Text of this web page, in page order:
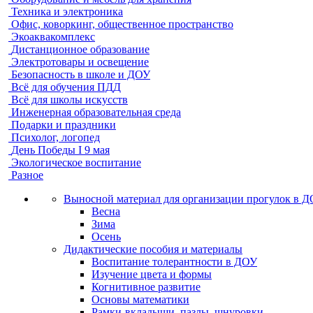
Техника и электроника
Офис, коворкинг, общественное пространство
Экоаквакомплекс
Дистанционное образование
Электротовары и освещение
Безопасность в школе и ДОУ
Всё для обучения ПДД
Всё для школы искусств
Инженерная образовательная среда
Подарки и праздники
Психолог, логопед
День Победы I 9 мая
Экологическое воспитание
Разное
Выносной материал для организации прогулок в
Весна
Зима
Осень
Дидактические пособия и материалы
Воспитание толерантности в ДОУ
Изучение цвета и формы
Когнитивное развитие
Основы математики